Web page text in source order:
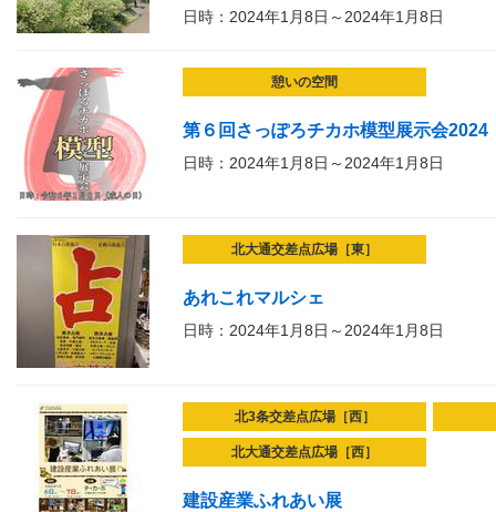
日時：2024年1月8日～2024年1月8日
憩いの空間
第６回さっぽろチカホ模型展示会2024
日時：2024年1月8日～2024年1月8日
北大通交差点広場［東］
あれこれマルシェ
日時：2024年1月8日～2024年1月8日
北3条交差点広場［西］
北大通交差点広場［西］
建設産業ふれあい展